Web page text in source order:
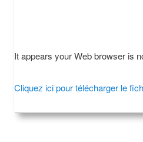
It appears your Web browser is
Cliquez ici pour télécharger le